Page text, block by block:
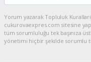
Yorum yazarak Topluluk
cukurovaexpres.com sitesine
tüm sorumluluğu tek başınıza
yönetimi hiçbir şekilde sorumlu